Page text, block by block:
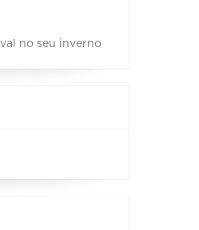
no seu inverno